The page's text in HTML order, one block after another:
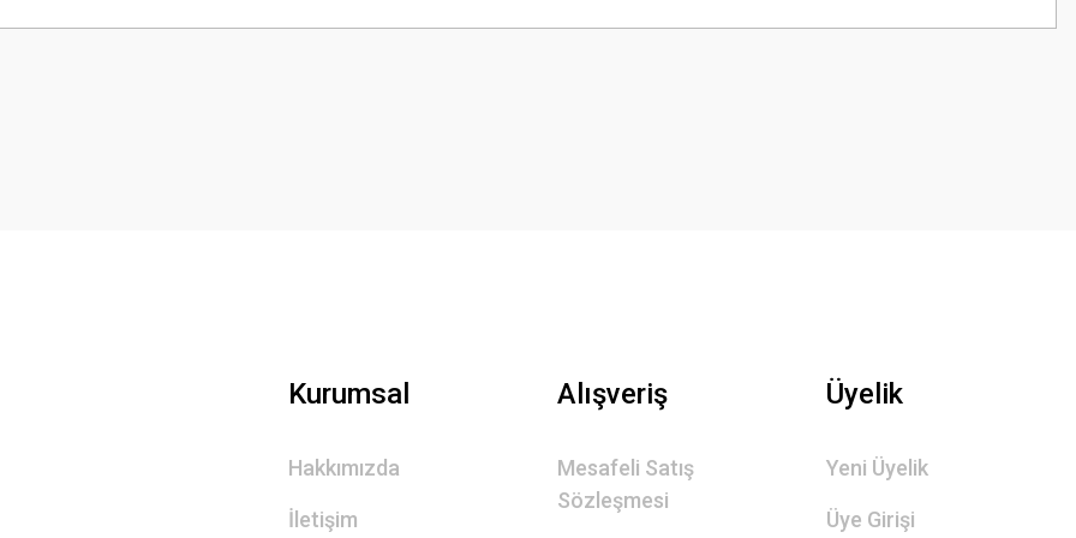
Kurumsal
Hakkımızda
İletişim
Alışveriş
Mesafeli Satış
Sözleşmesi
Üyelik
Yeni Üyelik
Üye Girişi